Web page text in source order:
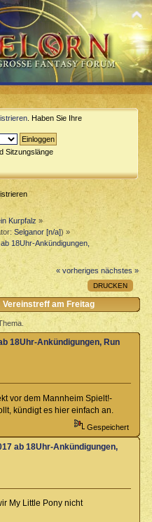
. Haben Sie Ihre
Sitzungslänge
Kurpfalz »
Selganor [n/a]) »
18Uhr-Ankündigungen,
« vorheriges nächstes »
DRUCKEN
Vereinstreff am Freitag
Rundenabsprache us (Gelesen
18Uhr-Ankündigungen,
vor dem Mannheim Spielt!-
kündigt es hier einfach an.
Gespeichert
ab 18Uhr-Ankündigungen,
My Little Pony nicht